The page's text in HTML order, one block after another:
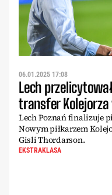
06.01.2025 17:08
Lech
transfer
Lech Poznań finalizuje
Nowym piłkarzem
Gisli Thordarson.
EKSTRAKLASA